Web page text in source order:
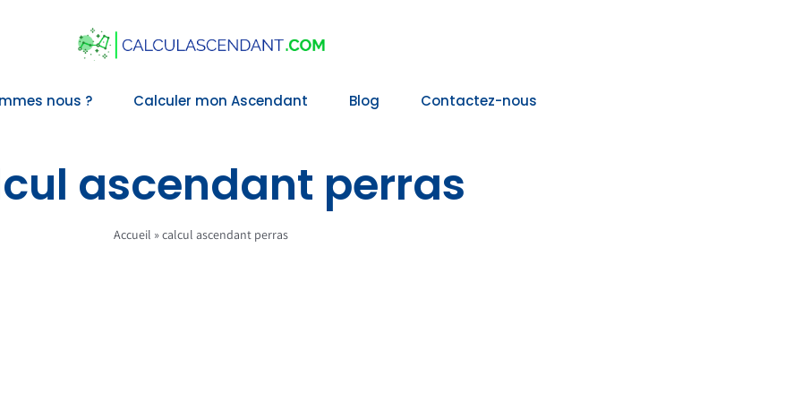
nous ? Calculer mon Ascendant Blog Contactez-nous
ascendant perras
Accueil »calcul ascendant perras